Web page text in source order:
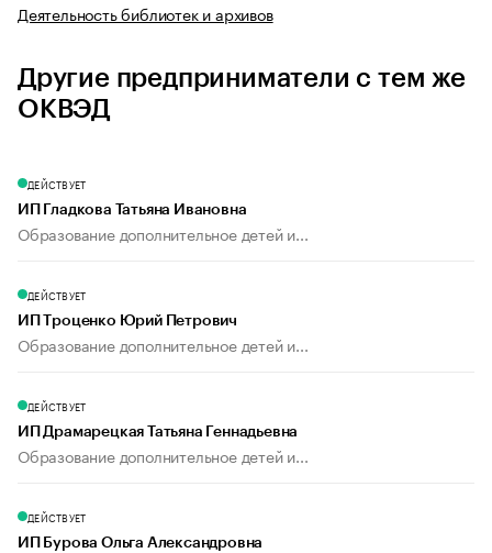
Деятельность библиотек и архивов
Другие предприниматели с тем же
ОКВЭД
ДЕЙСТВУЕТ
ИП Гладкова Татьяна Ивановна
Образование дополнительное детей и...
ДЕЙСТВУЕТ
ИП Троценко Юрий Петрович
Образование дополнительное детей и...
ДЕЙСТВУЕТ
ИП Драмарецкая Татьяна Геннадьевна
Образование дополнительное детей и...
ДЕЙСТВУЕТ
ИП Бурова Ольга Александровна